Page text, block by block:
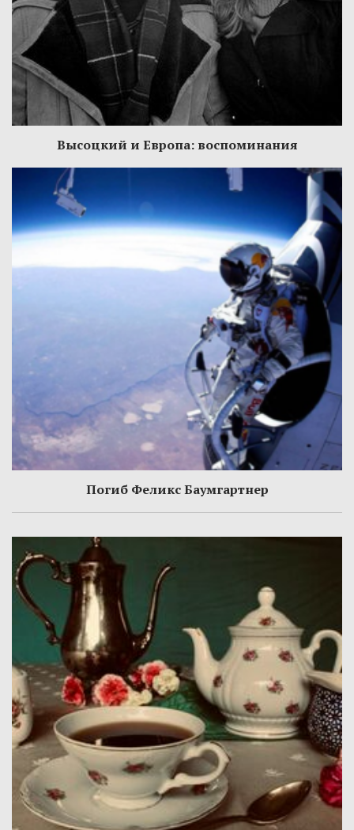
Высоцкий и Европа: воспоминания
Погиб Феликс Баумгартнер